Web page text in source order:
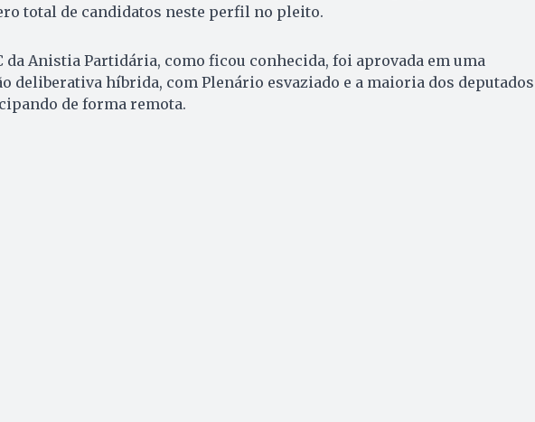
total de candidatos neste perfil no pleito.
da Anistia Partidária, como ficou conhecida, foi aprovada em uma
deliberativa híbrida, com Plenário esvaziado e a maioria dos deputados
de forma remota.